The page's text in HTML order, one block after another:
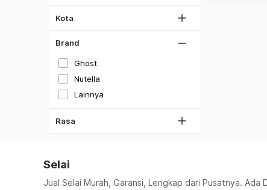
Kota
Lihat Semua
Brand
Ghost
Nutella
Lainnya
RasaMadu
Selai
Jual Selai Murah, Garansi, Lengkap dari Pusatnya.